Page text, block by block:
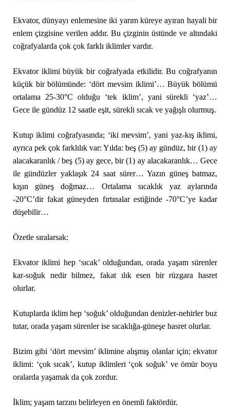
Ekvator, dünyayı enlemesine iki yarım küreye ayıran hayali bir
enlem çizgisine verilen addır. Bu çizginin üstünde ve altındaki
coğrafyalarda çok çok farklı iklimler vardır.
Ekvator iklimi büyük bir coğrafyada etkilidir. Bu coğrafyanın
küçük bir bölümünde: ‘dört mevsim iklimi’… Büyük bölümü
ortalama 25-30°C olduğu ‘tek iklim’, yani sürekli ‘yaz’…
Gece ile gündüz 12 saatle eşit, sürekli sıcak ve yağışlı olurmuş.
Kutup iklimi coğrafyasında; ‘iki mevsim’, yani yaz-kış iklimi,
ayrıca pek çok farklılık var: Yılda: beş (5) ay gündüz, bir (1) ay
alacakaranlık / beş (5) ay gece, bir (1) ay alacakaranlık… Gece
ile gündüzler yaklaşık 24 saat sürer… Yazın güneş batmaz,
kışın güneş doğmaz… Ortalama sıcaklık yaz aylarında
-20°C’dir fakat güneyden fırtınalar estiğinde -70°C’ye kadar
düşebilir…
Özetle sıralarsak:
Ekvator iklimi hep ‘sıcak’ olduğundan, orada yaşam sürenler
kar-soğuk nedir bilmez, fakat ılık esen bir rüzgara hasret
olurlar.
Kutuplarda iklim hep ‘soğuk’ olduğundan denizler-nehirler buz
tutar, orada yaşam sürenler ise sıcaklığa-güneşe hasret olurlar.
Bizim gibi ‘dört mevsim’ iklimine alışmış olanlar için; ekvator
iklimi: ‘çok sıcak’, kutup iklimleri ‘çok soğuk’ ve ömür boyu
oralarda yaşamak da çok zordur.
İklim; yaşam tarzını belirleyen en önemli faktördür.